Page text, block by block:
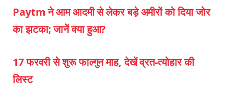
Paytm ने आम आदमी से लेकर बड़े अमीरों को दिया जोर
का झटका; जानें क्या हुआ?
17 फरवरी से शुरू फाल्गुन माह, देखें व्रत-त्योहार की
लिस्ट